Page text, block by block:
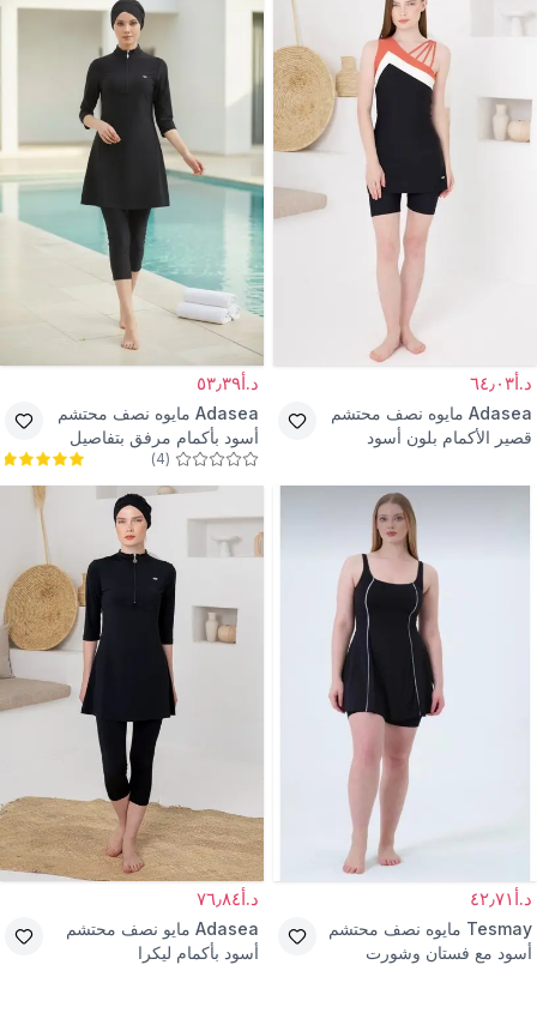
د.أ٦٤٫٠٣
Adasea مايوه نصف محتشم
قصير الأكمام بلون أسود
د.أ٥٣٫٣٩
Adasea مايوه نصف محتشم
أسود بأكمام مرفق بتفاصيل
سحاب
(
4
)
د.أ٤٢٫٧١
Tesmay مايوه نصف محتشم
أسود مع فستان وشورت
د.أ٧٦٫٨٤
Adasea مايو نصف محتشم
أسود بأكمام ليكرا